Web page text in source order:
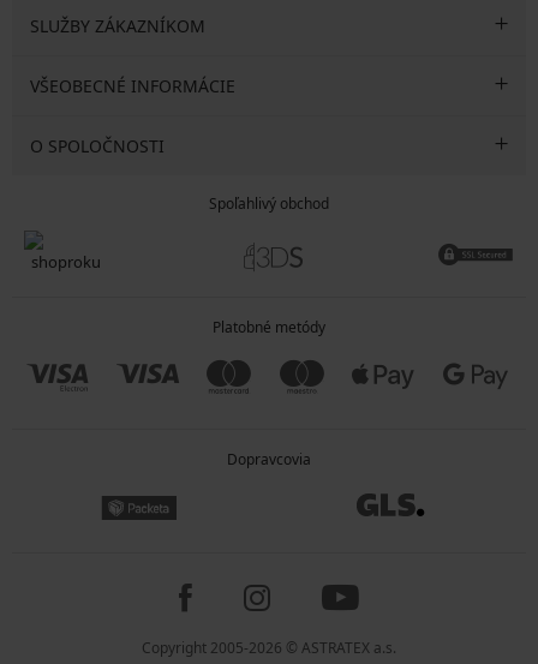
SLUŽBY ZÁKAZNÍKOM
VŠEOBECNÉ INFORMÁCIE
O SPOLOČNOSTI
Spoľahlivý obchod
Platobné metódy
Dopravcovia
Copyright 2005-2026 © ASTRATEX a.s.